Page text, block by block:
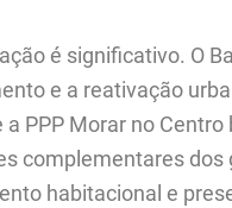
é significativo. O
e a reativação
PPP Morar no Centro
complementares dos
habitacional e